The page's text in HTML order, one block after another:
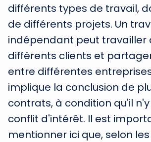
différents types de travail,
de différents projets. Un
indépendant peut travailler
différents clients et
entre différentes
implique la conclusion de
contrats, à condition qu'il
conflit d'intérêt. Il est
mentionner ici que, selon